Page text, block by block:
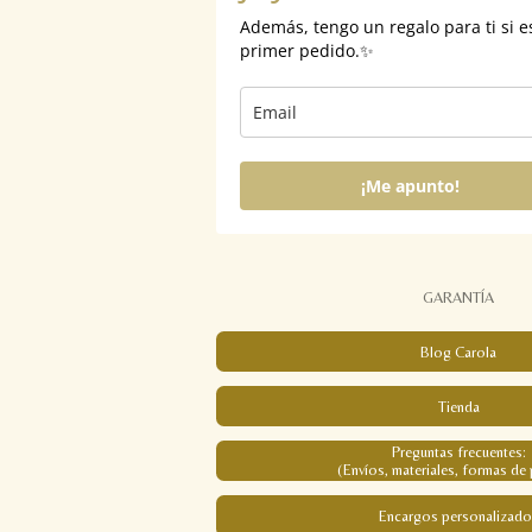
Además, tengo un regalo para ti si
primer pedido.✨
¡Me apunto!
GARANTÍA
Blog Carola
Tienda
Preguntas frecuentes:
(Envíos, materiales, formas de
Encargos